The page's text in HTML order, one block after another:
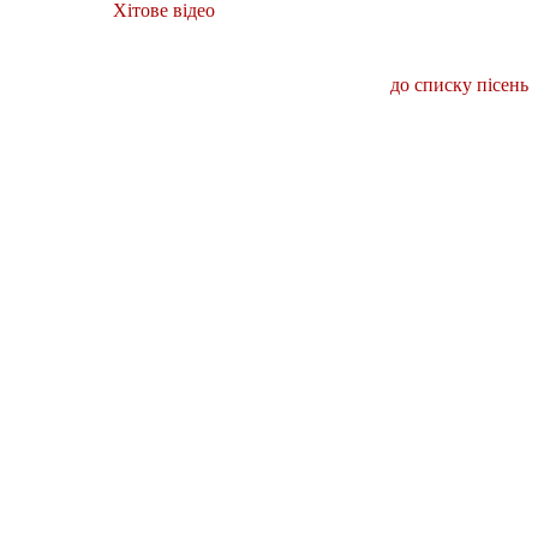
Хітове відео
до списку пісень